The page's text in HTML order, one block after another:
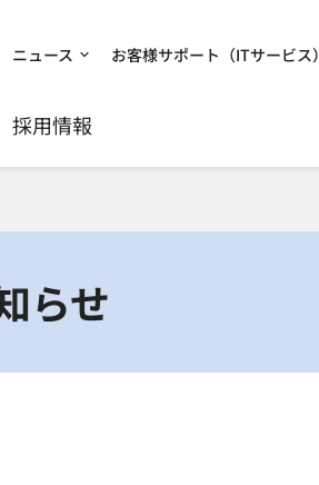
採用情報
ニュース お客様サポート（ITサービス）
らせ